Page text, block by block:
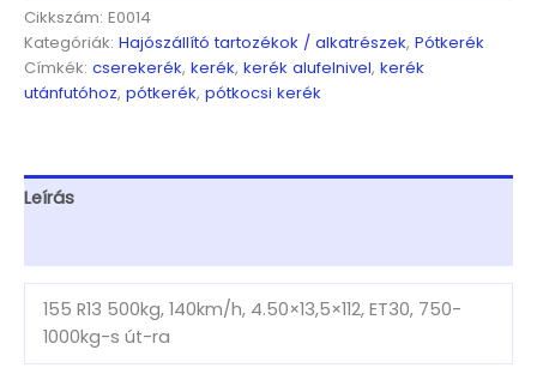
500kg,
140km/h,
4.50x13,5x112,
ET30,
út-
ra
Cikkszám: E0014
Kategóriák: Hajószállító tartozékok / alkatrészek, Pótkerék
Címkék: cserekerék, kerék, kerék alufelnivel, kerék
utánfutóhoz, pótkerék, pótkocsi kerék
Leírás
155 R13 500kg, 140km/h, 4.50×13,5×112, ET30, 750-
1000kg-s út-ra